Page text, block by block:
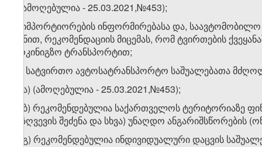
(ამოღებულია - 25.03.2021,№453);
იმპორტიორების ინფორმირებასა და, საავტომობილო
მიზნით, რეკომენდაციის მიცემას, რომ ტვირთების
სარკინიგზო ტრანსპორტით;
სატვირთო ავტოსატრანსპორტო საშუალებათა
.ა) (ამოღებულია - 25.03.2021,№453);
.ბ) რეკომენდებულია საქართველოს ტერიტორიაზე
დაზღვევის შეძენა და სხვა) უნაღდო ანგარიშსწორების
.გ) რეკომენდებულია ინდივიდუალური დაცვის